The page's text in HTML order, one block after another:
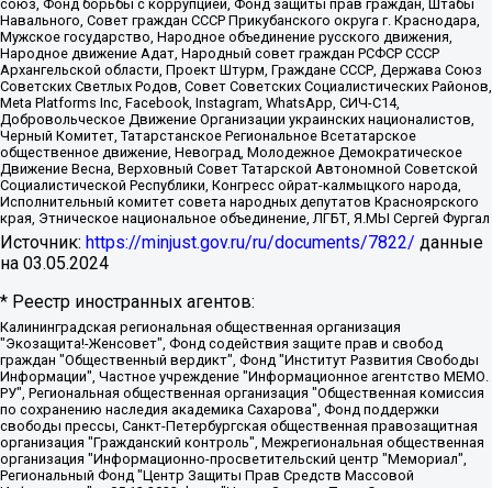
союз, Фонд борьбы с коррупцией, Фонд защиты прав граждан, Штабы
Навального, Совет граждан СССР Прикубанского округа г. Краснодара,
Мужское государство, Народное объединение русского движения,
Народное движение Адат, Народный совет граждан РСФСР СССР
Архангельской области, Проект Штурм, Граждане СССР, Держава Союз
Советских Светлых Родов, Совет Советских Социалистических Районов,
Meta Platforms Inc, Facebook, Instagram, WhatsApp, СИЧ-С14,
Добровольческое Движение Организации украинских националистов,
Черный Комитет, Татарстанское Региональное Всетатарское
общественное движение, Невоград, Молодежное Демократическое
Движение Весна, Верховный Совет Татарской Автономной Советской
Социалистической Республики, Конгресс ойрат-калмыцкого народа,
Исполнительный комитет совета народных депутатов Красноярского
края, Этническое национальное объединение, ЛГБТ, Я.МЫ Сергей Фургал
Источник: https://minjust.gov.ru/ru/documents/7822/ данные
на 03.05.2024
* Реестр иностранных агентов:
Калининградская региональная общественная организация "Экозащита!-Женсовет", Фонд содействия защите прав и свобод граждан "Общественный вердикт", Фонд "Институт Развития Свободы Информации", Частное учреждение "Информационное агентство МЕМО. РУ", Региональная общественная организация "Общественная комиссия по сохранению наследия академика Сахарова", Фонд поддержки свободы прессы, Санкт-Петербургская общественная правозащитная организация "Гражданский контроль", Межрегиональная общественная организация "Информационно-просветительский центр "Мемориал", Региональный Фонд "Центр Защиты Прав Средств Массовой Информации", с 05.12.2023 Фонд "Центр Защиты Прав Средств массовой информации", Региональная общественная благотворительная организация помощи беженцам и мигрантам "Гражданское содействие", Негосударственное образовательное учреждение дополнительного профессионального образования (повышение квалификации) специалистов "АКАДЕМИЯ ПО ПРАВАМ ЧЕЛОВЕКА", Свердловская региональная общественная организация "Сутяжник", Автономная некоммерческая организация "Центр независимых социологических исследований", Союз общественных объединений "Российский исследовательский центр по правам человека", Региональное общественное учреждение научно-информационный центр "МЕМОРИАЛ", Некоммерческая организация "Фонд защиты гласности", Автономная некоммерческая организация "Институт прав человека", Городская общественная организация "Екатеринбургское общество "МЕМОРИАЛ", Городская общественная организация "Рязанское историко-просветительское и правозащитное общество "Мемориал" (Рязанский Мемориал), Челябинский региональный орган общественной самодеятельности – женское общественное объединение "Женщины Евразии", Челябинский региональный орган общественной самодеятельности "Уральская правозащитная группа", Фонд содействия защите здоровья и социальной справедливости имени Андрея Рылькова, Автономная Некоммерческая Организация "Аналитический Центр Юрия Левады", Автономная некоммерческая организация социальной поддержки населения "Проект Апрель", Региональная общественная организация помощи женщинам и детям, находящимся в кризисной ситуации "Информационно-методический центр "Анна", Фонд содействия развитию массовых коммуникаций и правовому просвещению "Так-так-Так", Фонд содействия устойчивому развитию "Серебряная тайга", Свердловский региональный общественный фонд социальных проектов "Новое время", "Idel.Реалии", Кавказ.Реалии, Крым.Реалии, Телеканал Настоящее Время, Татаро-башкирская служба Радио Свобода (Azatliq Radiosi), Радио Свободная Европа/Радио Свобода (PCE/PC), "Сибирь.Реалии", "Фактограф", Благотворительный фонд помощи осужденным и их семьям, Автономная некоммерческая организация "Институт глобализации и социальных движений", Фонд "В защиту прав заключенных", Частное учреждение "Центр поддержки и содействия развитию средств массовой информации", Пензенский региональный общественный благотворительный фонд "Гражданский союз", "Север.Реалии", Некоммерческая организация Фонд "Правовая инициатива", Общество с ограниченной ответственностью "Радио Свободная Европа/Радио Свобода", Чешское информационное агентство "MEDIUM-ORIENT", Красноярская региональная общественная организация "Мы против СПИДа", Камалягин Денис Николаевич, Маркелов Сергей Евгеньевич, Пономарев Лев Александрович, Савицкая Людмила Алексеевна, Автономная некоммерческая организация "Центр по работе с проблемой насилия "НАСИЛИЮ.НЕТ", Межрегиональный профессиональный союз работников здравоохранения "Альянс врачей", Юридическое лицо, зарегистрированное в Латвийской Республике, SIA "Medusa Project" (регистрационный номер 40103797863, дата регистрации 10.06.2014), Некоммерческая организация "Фонд по борьбе с коррупцией", Автономная некоммерческая организация "Институт права и публичной политики", Баданин Роман Сергеевич, Гликин Максим Александрович, Железнова Мария Михайловна, Лукьянова Юлия Сергеевна, Маетная Елизавета Витальевна, Маняхин Петр Борисович, Чуракова Ольга Владимировна, Ярош Юлия Петровна, Юридическое лицо "The Insider SIA", зарегистрированное в Риге, Латвийская Республика (дата регистрации 26.06.2015), являющееся администратором доменного имени интернет-издания "The Insider SIA", https://theins.ru, Постернак Алексей Евгеньевич, Рубин Михаил Аркадьевич, Анин Роман Александрович, Юридическое лицо Istories fonds, зарегистрированное в Латвийской Республике (регистрационный номер 50008295751, дата регистрации 24.02.2020), Великовский Дмитрий Александрович, Долинина Ирина Николаевна, Мароховская Алеся Алексеевна, Шлейнов Роман Юрьевич, Шмагун Олеся Валентиновна, Общество с ограниченной ответственностью "Альтаир 2021", Общество с ограниченной ответственностью "Вега 2021", Общество с ограниченной ответственностью "Главный редактор 2021", Общество с ограниченной ответственностью "Ромашки монолит", Важенков Артем Валерьевич, Ивановская областная общественная организация "Центр гендерных исследований", Гурман Юрий Альбертович, Медиапроект "ОВД-Инфо", Егоров Владимир Владимирович, Жилинский Владимир Александрович, Общество с ограниченной ответственностью "ЗП", Иванова София Юрьевна, Карезина Инна Павловна, Кильтау Екатерина Викторовна, Петров Алексей Викторович, Пискунов Сергей Евгеньевич, Смирнов Сергей Сергеевич, Тихонов Михаил Сергеевич, Общество с ограниченной ответственностью "ЖУРНАЛИСТ-ИНОСТРАННЫЙ АГЕНТ", Арапова Галина Юрьевна, Вольтская Татьяна Анатольевна, Американская компания "Mason G.E.S. Anonymous Foundation" (США), являющаяся владельцем интернет-издания https://mnews.world/, Компания "Stichting Bellingcat", зарегистрированная в Нидерландах (дата регистрации 11.07.2018), Захаров Андрей Вячеславович, Клепиковская Екатерина Дмитриевна, Общество с ограниченной ответственностью "МЕМО", Перл Роман Александрович, Симонов Евгений Алексеевич, Соловьева Елена Анатольевна, Сотников Даниил Владимирович, Сурначева Елизавета Дмитриевна, Автономная некоммерческая организация по защите прав человека и информированию населения "Якутия – Наше Мнение", Общество с ограниченной ответственностью "Москоу диджитал медиа", с 26.01.2023 Общество с ограниченной ответственностью "Чайка Белые сады", Ветошкина Валерия Валерьевна, Заговора Максим Александрович, Межрегиональное общественное движение "Российская ЛГБТ - сеть", Оленичев Максим Владимирович, Павлов Иван Юрьевич, Скворцова Елена Сергеевна, Общество с ограниченной ответственностью "Как бы инагент", Кочетков Игорь Викторович, Общество с ограниченной ответственностью "Честные выборы", Еланчик Олег Александрович, Общество с ограниченной ответственностью "Нобелевский призыв", Гималова Регина Эмилевна, Григорьев Андрей Валерьевич, Григорьева Алина Александровна, Ассоциация по содействию защите прав призывников, альтернативнослужащих и военнослужащих "Правозащитная группа "Гражданин.Армия.Право", Хисамова Регина Фаритовна, Автономная некоммерческая организация по реализации социально-правовых программ "Лилит", Дальневосточное общественное движение "Маяк", Санкт-Петербургская ЛГБТ-инициативная группа "Выход", Инициативная группа ЛГБТ+ "Реверс", Алексеев Андрей Викторович, Бекбулатова Таисия Львовна, Беляев Иван Михайлович, Владыкина Елена Сергеевна, Гельман Марат Александрович, Никульшина Вероника Юрьевна, Толоконникова Надежда Андреевна, Шендерович Виктор Анатольевич, Общество с ограниченной ответственностью "Данное сообщение", Общество с ограниченной ответственностью Издательский дом "Новая глава", Айнбиндер Александра Александровна, Московский комьюнити-центр для ЛГБТ+инициатив, Благотворительный фонд развития филантропии, Deutsche Welle (Германия, Kurt-Schumacher-Strasse 3, 53113 Bonn), Борзунова Мария Михайловна, Воробьев Виктор Викторович, Голубева Анна Львовна, Константинова Алла Михайловна, Малкова Ирина Владимировна, Мурадов Мурад Абдулгалимович, Осетинская Елизавета Николаевна, Понасенков Евгений Николаевич, Ганапольский Матвей Юрьевич, Киселев Евгений Алексеевич, Борухович Ирина Григорьевна, Дремин Иван Тимофеевич, Дубровский Дмитрий Викторович, Красноярская региональная общественная организация поддержки и развития альтернативных образовательных технологий и межкультурных коммуникаций "ИНТЕРРА", Маяковская Екатерина Алексеевна, Фейгин Марк Захарович, Филимонов Андрей Викторович, Дзугкоева Регина Николаевна, Доброхотов Роман Александрович, Дудь Юрий Александрович, Елкин Сергей Владимирович, Кругликов Кирилл Игоревич, Сабунаева Мария Леонидовна, Семенов Алексей Владимирович, Шаинян Карен Багратович, Шульман Екатерина Михайловна, Асафьев Артур Валерьевич, Вахштайн Виктор Семенович, Венедиктов Алексей Алексеевич, Лушникова Екатерина Евгеньевна, Волков Леонид Михайлович, Невзоров Александр Глебович, Пархоменко Сергей Борисович, Сироткин Ярослав Николаевич, Кара-Мурза Владимир Владимирович, Баранова Наталья Владимировна, Гозман Леонид Яковлевич, Кагарлицкий Борис Юльевич, Климарев Михаил Валерьевич, Милов Владимир Станиславович, Автономная некоммерческая организация Краснодарский центр современного искусства "Типография", Моргенштерн Алишер Тагирович, Соболь Любовь Эдуардовна, Общество с ограниченной ответственностью "ЛИЗА НОРМ", Каспаров Гарри Кимович, Ходорковский Михаил Борисович, Общество с ограниченной ответственностью "Апрельские тезисы", Данилович Ирина Брониславовна, Кашин Олег Владимирович, Петров Николай Владимирович, Пивоваров Алексей Владимирович, Соколов Михаил Владимирович, Цветкова Юлия Владимировна, Чичваркин Евгений Александрович, Комитет против пыток/Команда против пыток, Общество с ограниченной ответственностью "Первый научный", Общество с ограниченной ответственностью "Вертолет и ко", Белоцерковская Вероника Борисовна, Кац Максим Евгеньевич, Лазарева Татьяна Юрьевна, Шаведдинов Руслан Табризович, Яшин Илья Валерьевич, Общество с ограниченной ответственностью "Иноагент ААВ", Алешковский Дмитрий Петрович, Альбац Евгения Марковна, Быков Дмитрий Львович, Галямина Юлия Евгеньевна, Лойко Сергей Леонидович, Мартынов Кирилл Константинович, Медведев Сергей Александрович, Крашенинников Федор Геннадиевич, Гордеева Катерина Вл